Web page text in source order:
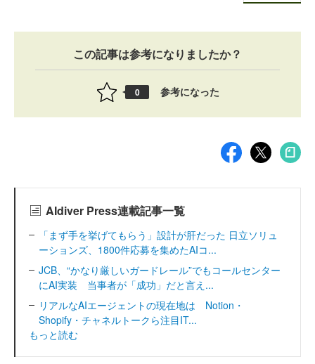
この記事は参考になりましたか？
0 参考になった
AIdiver Press連載記事一覧
「まず手を挙げてもらう」設計が肝だった 日立ソリュ
ーションズ、1800件応募を集めたAIコ...
JCB、“かなり厳しいガードレール”でもコールセンター
にAI実装 当事者が「成功」だと言え...
リアルなAIエージェントの現在地は Notion・
Shopify・チャネルトークら注目IT...
もっと読む